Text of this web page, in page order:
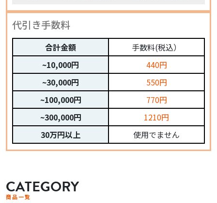
代引き手数料
合計金額
~10,000円
~30,000円
~100,000円
~300,000円
30万円以上
手数料(税込）
440円
550円
770円
1210円
使用でません
CATEGORY
商品一覧